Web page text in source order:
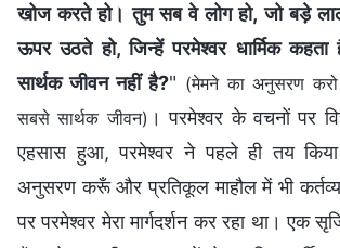
खोज करते हो। तुम सब वे लोग हो, जो बड़े
ऊपर उठते हो, जिन्हें परमेश्वर धार्मिक
सार्थक जीवन नहीं है?" (मेमने का अनुसरण
सबसे सार्थक जीवन) । परमेश्वर के वचनों पर
एहसास हुआ, परमेश्वर ने पहले ही तय
अनुसरण करूँ और प्रतिकूल माहौल में भी कर्तव्य
पर परमेश्वर मेरा मार्गदर्शन कर रहा था। एक